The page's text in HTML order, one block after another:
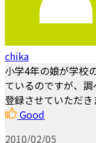
chika
小学4年の娘が学校
ているのですが、
登録させていただき
Good
2010/02/05